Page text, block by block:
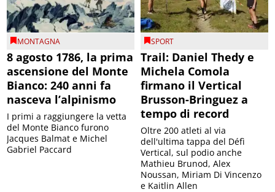
MONTAGNA
8 agosto 1786, la prima
ascensione del Monte
Bianco: 240 anni fa
nasceva l’alpinismo
I primi a raggiungere la vetta
del Monte Bianco furono
Jacques Balmat e Michel
Gabriel Paccard
SPORT
Trail: Daniel Thedy e
Michela Comola
firmano il Vertical
Brusson-Bringuez a
tempo di record
Oltre 200 atleti al via
dell'ultima tappa del Défì
Vertical, sul podio anche
Mathieu Brunod, Alex
Noussan, Miriam Di Vincenzo
e Kaitlin Allen